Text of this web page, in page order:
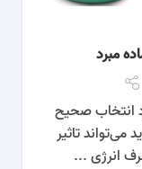
مبرد
انتخاب صحیح
تاثیر
انرژی ...